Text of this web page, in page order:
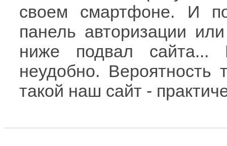
своем смартфоне. И
панель авторизации
ниже подвал сайта...
неудобно. Вероятность
такой наш сайт -